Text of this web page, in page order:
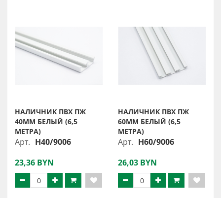
НАЛИЧНИК ПВХ ПЖ
40ММ БЕЛЫЙ (6,5
МЕТРА)
Арт. Н40/9006
23,36 BYN
НАЛИЧНИК ПВХ ПЖ
60ММ БЕЛЫЙ (6,5
МЕТРА)
Арт. Н60/9006
26,03 BYN